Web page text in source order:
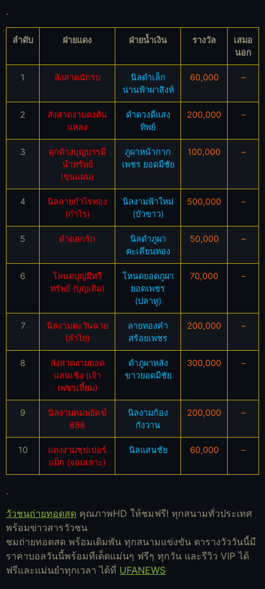
.
ลำดับ ฝ่ายแดง ฝ่ายน้ำเงิน รางวัล
เสมอ
นอก
1 ลังสาดนักรบ
นิลดำเล็ก
น่านฟ้าผาสิงห์
60,000 –
2
ลังสาดงามดงต้น
แหลง
ดำดวงดีแสง
ทิพย์
200,000 –
3
ดุกด้างบุญบารมี
นำทรัพย์
(ขุนแผน)
ภูผาหน้ากาก
เพชร ยอดมีชัย
100,000 –
4
นิลลายกำไรทอง
(กำไร)
นิลงามฟ้าใหม่
(บัวขาว)
500,000 –
5 ดำดอกรัก
นิลดำภูผา
ตะเคียนทอง
50,000 –
6
โหนดบุญมีทวี
ทรัพย์ (บุญเติม)
โหนดยอดภูผา
ยอดเพชร
(ปลาทู)
70,000 –
7
นิลงามตะวันฉาย
(ลำไย)
ลายทองคำ
สร้อยเพชร
200,000 –
8
ลังสาดงามยอด
แสนเชิง (เจ้า
เพชรเหี้ยม)
ดำภูผาหลัง
ขาวยอดมีชัย
300,000 –
9
นิลงามคมพยัคฆ์
888
นิลงามก้อง
กังวาน
200,000 –
10
แดงงามซุปเปอร์
แม็ก (จอมเลาะ)
นิลแสนชัย 60,000 –
.
วัวชนถ่ายทอดสด คุณภาพHD ให้ชมฟรี! ทุกสนามทั่วประเทศ
พร้อมข่าวสารวัวชน
ชมถ่ายทอดสด พร้อมเดิมพัน ทุกสนามแข่งขัน ตารางวัววันนี้มี
ราคาบอลวันนี้พร้อมทีเด็ดแม่นๆ ฟรีๆ ทุกวัน และรีวิว VIP ได้
ฟรีและแม่นยำทุกเวลา ได้ที่ UFANEWS